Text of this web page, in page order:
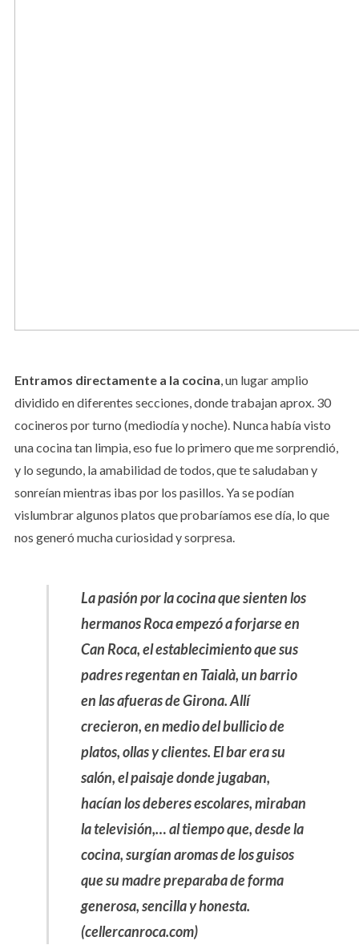
Entramos directamente a la cocina, un lugar amplio
dividido en diferentes secciones, donde trabajan aprox. 30
cocineros por turno (mediodía y noche). Nunca había visto
una cocina tan limpia, eso fue lo primero que me sorprendió,
y lo segundo, la amabilidad de todos, que te saludaban y
sonreían mientras ibas por los pasillos. Ya se podían
vislumbrar algunos platos que probaríamos ese día, lo que
nos generó mucha curiosidad y sorpresa.
La pasión por la cocina que sienten los
hermanos Roca empezó a forjarse en
Can Roca, el establecimiento que sus
padres regentan en Taialà, un barrio
en las afueras de Girona. Allí
crecieron, en medio del bullicio de
platos, ollas y clientes. El bar era su
salón, el paisaje donde jugaban,
hacían los deberes escolares, miraban
la televisión,… al tiempo que, desde la
cocina, surgían aromas de los guisos
que su madre preparaba de forma
generosa, sencilla y honesta.
(cellercanroca.com)